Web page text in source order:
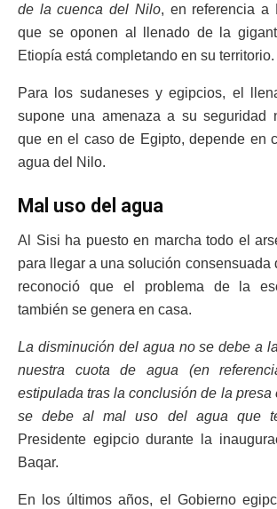
de la cuenca del Nilo, en referencia a
que se oponen al llenado de la
Etiopía está completando en su territorio.
Para los sudaneses y egipcios, el
supone una amenaza a su seguridad
que en el caso de Egipto, depende en
agua del Nilo.
Mal uso del agua
Al Sisi ha puesto en marcha todo el
para llegar a una solución consensuada
reconoció que el problema de la
también se genera en casa.
La disminución del agua no se debe a
nuestra cuota de agua (en
estipulada tras la conclusión de la presa
se debe al mal uso del agua que
Presidente egipcio durante la
Baqar.
En los últimos años, el Gobierno